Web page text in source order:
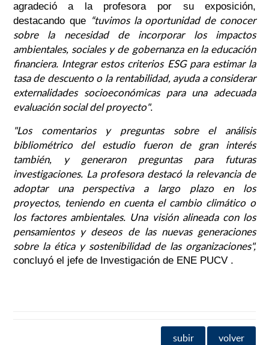
agradeció a la profesora por su exposición,
destacando que “tuvimos la oportunidad de conocer
sobre la necesidad de incorporar los impactos
ambientales, sociales y de gobernanza en la educación
financiera. Integrar estos criterios ESG para estimar la
tasa de descuento o la rentabilidad, ayuda a considerar
externalidades socioeconómicas para una adecuada
evaluación social del proyecto".
"Los comentarios y preguntas sobre el análisis
bibliométrico del estudio fueron de gran interés
también, y generaron preguntas para futuras
investigaciones. La profesora destacó la relevancia de
adoptar una perspectiva a largo plazo en los
proyectos, teniendo en cuenta el cambio climático o
los factores ambientales. Una visión alineada con los
pensamientos y deseos de las nuevas generaciones
sobre la ética y sostenibilidad de las organizaciones",
concluyó el jefe de Investigación de ENE PUCV .
subir volver